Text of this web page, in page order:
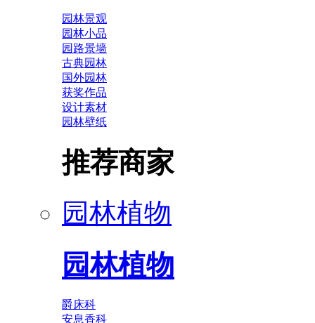
园林景观
园林小品
园路景墙
古典园林
国外园林
获奖作品
设计素材
园林壁纸
推荐商家
园林植物
园林植物
爵床科
安息香科